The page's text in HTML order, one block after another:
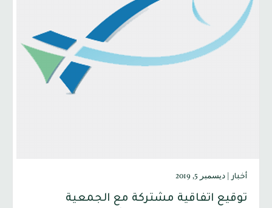
أخبار ديسمبر 5, 2019
توقيع اتفاقية مشتركة مع الجمعية